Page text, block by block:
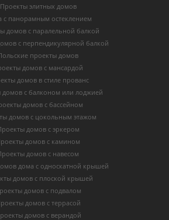
Проекты элитных домов
с панорамным остеклением
домов с паралельной балкой
с перпендикулярной балкой
проекты домов
домов с мансардой
домов в стиле прованс
домов с балконом или лоджией
домов с бассейном
домов с цокольным этажом
домов с эркером
домов с камином
домов с навесом
дома с односкатной крышей
домов с плоской крышей
домов с подвалом
домов с террасой
домов с верандой